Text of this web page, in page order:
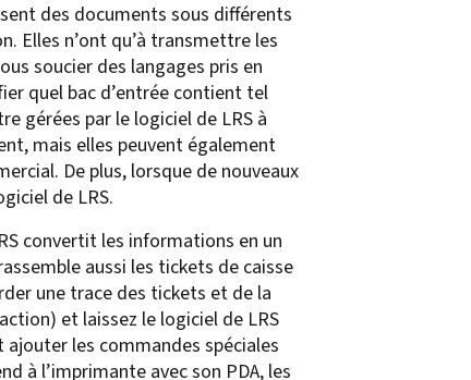
des documents sous différents
Elles n’ont qu’à transmettre les
soucier des langages pris en
quel bac d’entrée contient tel
gérées par le logiciel de LRS à
mais elles peuvent également
De plus, lorsque de nouveaux
de LRS.
convertit les informations en un
aussi les tickets de caisse
une trace des tickets et de la
et laissez le logiciel de LRS
les commandes spéciales
à l’imprimante avec son PDA, les